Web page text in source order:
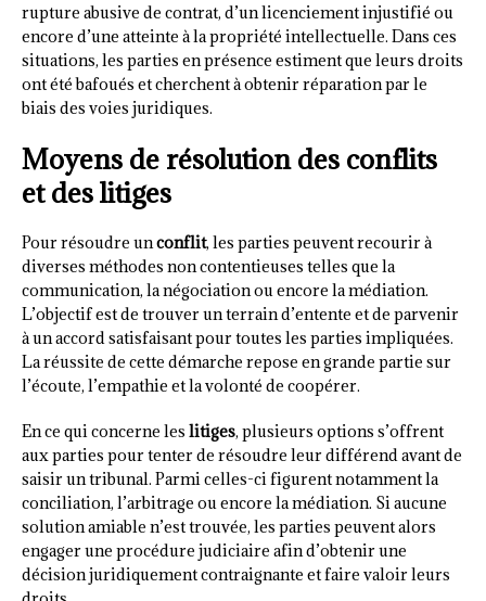
rupture abusive de contrat, d’un licenciement injustifié ou
encore d’une atteinte à la propriété intellectuelle. Dans ces
situations, les parties en présence estiment que leurs droits
ont été bafoués et cherchent à obtenir réparation par le
biais des voies juridiques.
Moyens de résolution des conflits
et des litiges
Pour résoudre unconflit, les parties peuvent recourir à
diverses méthodes non contentieuses telles que la
communication, la négociation ou encore la médiation.
L’objectif est de trouver un terrain d’entente et de parvenir
à un accord satisfaisant pour toutes les parties impliquées.
La réussite de cette démarche repose en grande partie sur
l’écoute, l’empathie et la volonté de coopérer.
En ce qui concerne les litiges, plusieurs options s’offrent
aux parties pour tenter de résoudre leur différend avant de
saisir un tribunal. Parmi celles-ci figurent notamment la
conciliation, l’arbitrage ou encore la médiation. Si aucune
solution amiable n’est trouvée, les parties peuvent alors
engager une procédure judiciaire afin d’obtenir une
décision juridiquement contraignante et faire valoir leurs